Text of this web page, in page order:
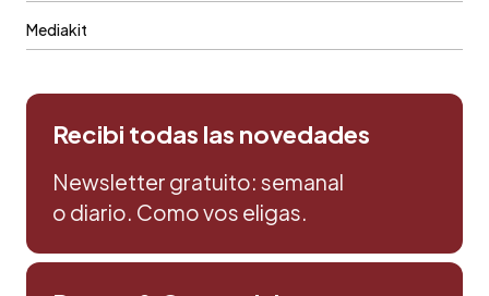
Mediakit
Recibi todas las novedades
Newsletter gratuito: semanal
o diario. Como vos eligas.